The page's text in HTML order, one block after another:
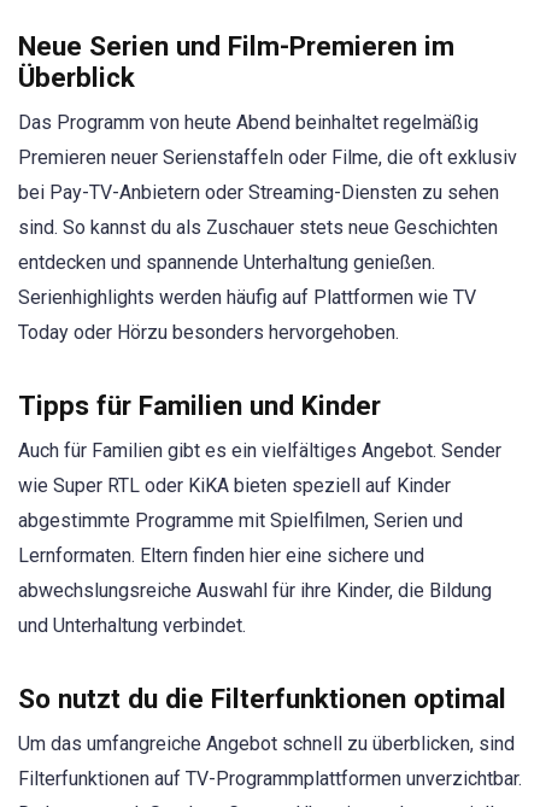
Neue Serien und Film-Premieren im
Überblick
Das Programm von heute Abend beinhaltet regelmäßig
Premieren neuer Serienstaffeln oder Filme, die oft exklusiv
bei Pay-TV-Anbietern oder Streaming-Diensten zu sehen
sind. So kannst du als Zuschauer stets neue Geschichten
entdecken und spannende Unterhaltung genießen.
Serienhighlights werden häufig auf Plattformen wie TV
Today oder Hörzu besonders hervorgehoben.
Tipps für Familien und Kinder
Auch für Familien gibt es ein vielfältiges Angebot. Sender
wie Super RTL oder KiKA bieten speziell auf Kinder
abgestimmte Programme mit Spielfilmen, Serien und
Lernformaten. Eltern finden hier eine sichere und
abwechslungsreiche Auswahl für ihre Kinder, die Bildung
und Unterhaltung verbindet.
So nutzt du die Filterfunktionen optimal
Um das umfangreiche Angebot schnell zu überblicken, sind
Filterfunktionen auf TV-Programmplattformen unverzichtbar.